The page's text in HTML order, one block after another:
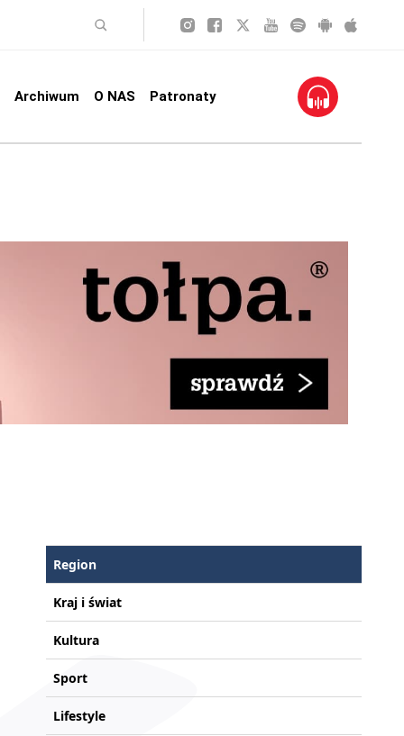
Archiwum O NAS Patronaty
Region
Kraj i świat
Kultura
Sport
Lifestyle